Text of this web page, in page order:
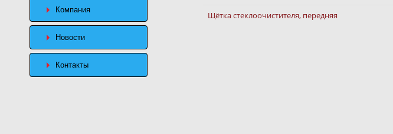
Компания
Новости
Контакты
Щётка стеклоочистителя, передняя